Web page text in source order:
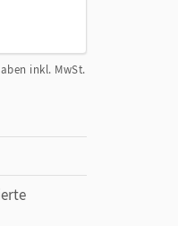
inkl. MwSt.